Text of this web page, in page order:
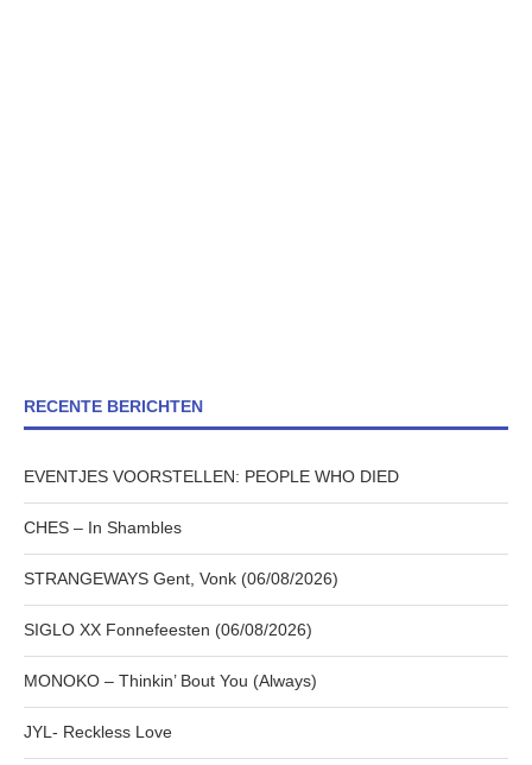
RECENTE BERICHTEN
EVENTJES VOORSTELLEN: PEOPLE WHO DIED
CHES – In Shambles
STRANGEWAYS Gent, Vonk (06/08/2026)
SIGLO XX Fonnefeesten (06/08/2026)
MONOKO – Thinkin’ Bout You (Always)
JYL- Reckless Love